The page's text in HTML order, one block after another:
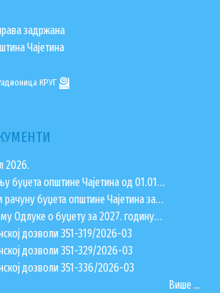
задржана
Чајетина
КРУГ
2026.
буџета општине Чајетина од 01.01…
буџета општине Чајетина за…
Одлуке о буџету за 2027. годину…
дозволи 351-319/2026-03
дозволи 351-329/2026-03
дозволи 351-336/2026-03
Више ...